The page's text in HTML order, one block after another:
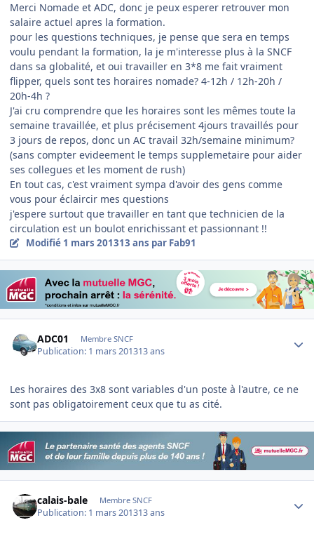
Merci Nomade et ADC, donc je peux esperer retrouver mon
salaire actuel apres la formation.
pour les questions techniques, je pense que sera en temps
voulu pendant la formation, la je m'interesse plus à la SNCF
dans sa globalité, et oui travailler en 3*8 me fait vraiment
flipper, quels sont tes horaires nomade? 4-12h / 12h-20h /
20h-4h ?
J'ai cru comprendre que les horaires sont les mêmes toute la
semaine travaillée, et plus précisement 4jours travaillés pour
3 jours de repos, donc un AC travail 32h/semaine minimum?
(sans compter evideement le temps supplemetaire pour aider
ses collegues et les moment de rush)
En tout cas, c'est vraiment sympa d'avoir des gens comme
vous pour éclaircir mes questions
j'espere surtout que travailler en tant que technicien de la
circulation est un boulot enrichissant et passionnant !!
Modifié 1 mars 201313 ans par Fab91
ADC01 Membre SNCF
Publication: 1 mars 201313 ans
Les horaires des 3x8 sont variables d'un poste à l'autre, ce ne
sont pas obligatoirement ceux que tu as cité.
calais-bale Membre SNCF
Publication: 1 mars 201313 ans